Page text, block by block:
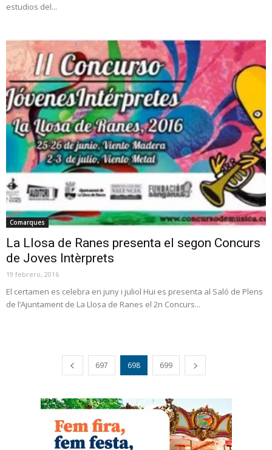
estudios del...
Comarques
La Llosa de Ranes presenta el segon Concurs
de Joves Intèrprets
19 febrero, 2016
El certamen es celebra en juny i juliol Hui es presenta al Saló de Plens
de l’Ajuntament de La Llosa de Ranes el 2n Concurs...
697 698 699